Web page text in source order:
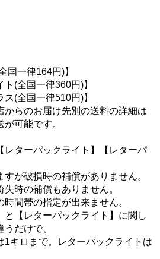
一律164円)】
(全国一律360円)】
(全国一律510円)】
らのお届け先別の送料の詳細は
可能です。
レターパックライト】【レターパ
が破損時の補償がありません。
時の補償もありません。
間帯の指定が出来ません。
【レターパックライト】に関し
だけで、
ロまで。レターパックライトは